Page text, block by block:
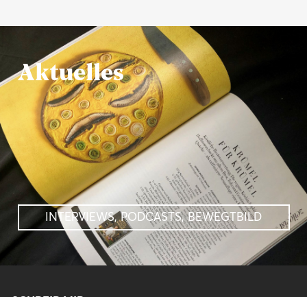
Aktuelles
INTERVIEWS, PODCASTS, BEWEGTBILD